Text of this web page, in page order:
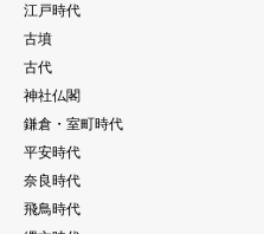
江戸時代
古墳
古代
神社仏閣
鎌倉・室町時代
平安時代
奈良時代
飛鳥時代